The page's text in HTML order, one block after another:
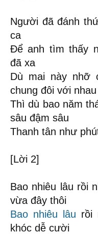
Người đã đánh
ca
Để anh tìm thấy
đã xa
Dù mai này nhỡ
chung đôi với nhau
Thì dù bao năm
sâu đậm sâu
Thanh tân như
[Lời 2]
Bao nhiêu lâu rồi
vừa đây thôi
Bao nhiêu lâu rồi
khóc dễ cười